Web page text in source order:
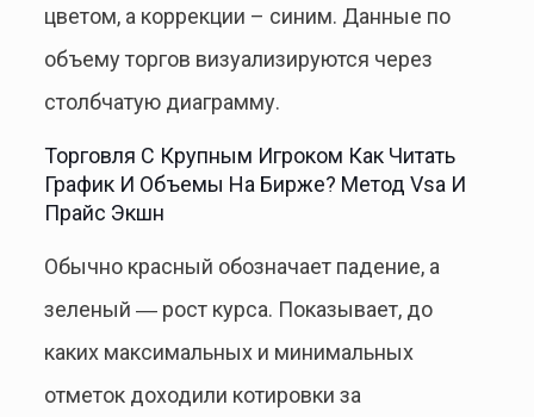
цветом, а коррекции – синим. Данные по
объему торгов визуализируются через
столбчатую диаграмму.
Торговля С Крупным Игроком Как Читать
График И Объемы На Бирже? Метод Vsa И
Прайс Экшн
Обычно красный обозначает падение, а
зеленый ― рост курса. Показывает, до
каких максимальных и минимальных
отметок доходили котировки за